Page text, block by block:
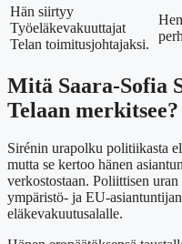
Hän siirtyy
Työeläkevakuuttajat
Telan toimitusjohtajaksi.
Mitä Saara-Sofia
Telaan merkitsee?
Sirénin urapolku politiikasta
mutta se kertoo hänen
verkostostaan. Poliittisen
ympäristö- ja EU-
eläkevakuutusalalle.